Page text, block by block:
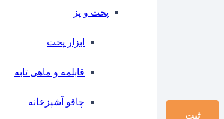
پخت و پز
ابزار پخت
قابلمه و ماهی تابه
چاقو آشپزخانه